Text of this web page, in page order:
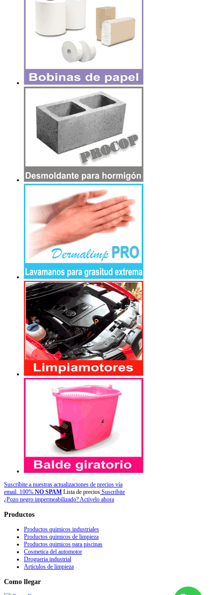
Suscríbite a nuestras actualizaciones de precios vía
email. 100% NO SPAM Lista de precios Suscribite
¿Pozo negro impermeabilizado? Actívelo ahora
Productos
Productos quimicos industriales
Productos quimicos de limpieza
Productos quimicos para piscinas
Cosmetica del automotor
Drogueria industrial
Articulos de limpieza
Como llegar